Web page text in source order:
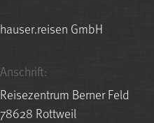
hauser.reisen GmbH
Anschrift:
Reisezentrum Berner Feld
78628 Rottweil